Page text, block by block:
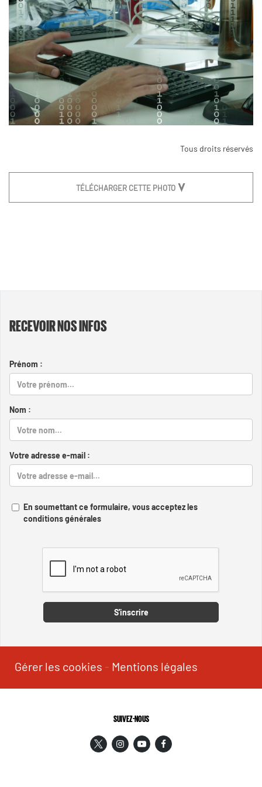
Tous droits réservés
TÉLÉCHARGER CETTE PHOTO
RECEVOIR NOS INFOS
Prénom :
Nom :
Votre adresse e-mail :
En soumettant ce formulaire, vous acceptez les
conditions générales
S'inscrire
Gérer les cookies - Mentions légales
SUIVEZ-NOUS